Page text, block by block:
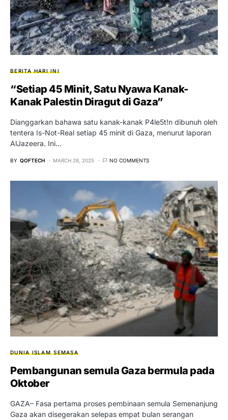
BERITA HARI INI
“Setiap 45 Minit, Satu Nyawa Kanak-
Kanak Palestin Diragut di Gaza”
Dianggarkan bahawa satu kanak-kanak P4le5t!n dibunuh oleh
tentera Is-Not-Real setiap 45 minit di Gaza, menurut laporan
AlJazeera. Ini…
BY QOFTECH MARCH 28, 2025 NO COMMENTS
DUNIA ISLAM SEMASA
Pembangunan semula Gaza bermula pada
Oktober
GAZA– Fasa pertama proses pembinaan semula Semenanjung
Gaza akan disegerakan selepas empat bulan serangan